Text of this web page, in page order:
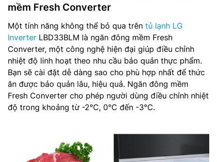
mềm Fresh Converter
Một tính năng không thể bỏ qua trên tủ lạnh LG
Inverter LBD33BLM là ngăn đông mềm Fresh
Converter, một công nghệ hiện đại giúp điều chỉnh
nhiệt độ linh hoạt theo nhu cầu bảo quản thực phẩm.
Bạn sẽ cài đặt dễ dàng sao cho phù hợp nhất để thức
ăn được bảo quản lâu, hiệu quả. Ngăn đông mềm
Fresh Converter cho phép người dùng điều chỉnh nhiệt
độ trong khoảng từ -2℃, 0℃ đến -3℃.